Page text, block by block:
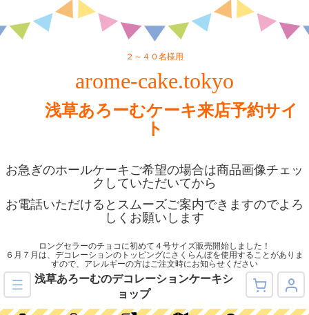
２～４０名様用
arome-cake.tokyo
浅草あろーむケーキ来店予約サイ
ト
お急ぎのホールケーキご希望の場合は商品画像チェッ
クしていただいてから
お電話いただけるとスムーズご案内できますのでよろ
しくお願いします
ロングセラーのチョコに初めて４号サイズ販売開始しました！
６月７月は、デコレーションのトッピングにさくらんぼを使用することがありま
すので、アレルギーの方はご注文時にお知らせください
浅草あろーむのデコレーションケーキシ
ョップ